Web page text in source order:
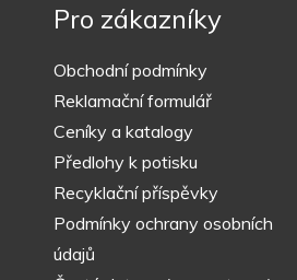
Pro zákazníky
Obchodní podmínky
Reklamační formulář
Ceníky a katalogy
Předlohy k potisku
Recyklační příspěvky
Podmínky ochrany osobních
údajů